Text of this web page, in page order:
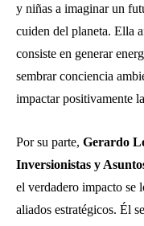
y niñas a imaginar un
cuiden del planeta. Ella
consiste en generar
sembrar conciencia
impactar positivamente
Por su parte, Gerardo
Inversionistas y
el verdadero impacto se
aliados estratégicos. Él